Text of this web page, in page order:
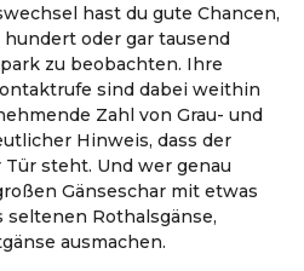
hast du gute Chancen,
oder gar tausend
zu beobachten. Ihre
sind dabei weithin
Zahl von Grau- und
Hinweis, dass der
steht. Und wer genau
Gänseschar mit etwas
seltenen Rothalsgänse,
ausmachen.